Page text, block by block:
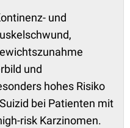
und
und
hohes Risiko
bei Patienten mit
risk Karzinomen.